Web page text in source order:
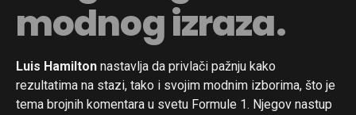
modnog izraza.
Luis Hamilton nastavlja da privlači pažnju kako
rezultatima na stazi, tako i svojim modnim izborima, što je
tema brojnih komentara u svetu Formule 1. Njegov nastup